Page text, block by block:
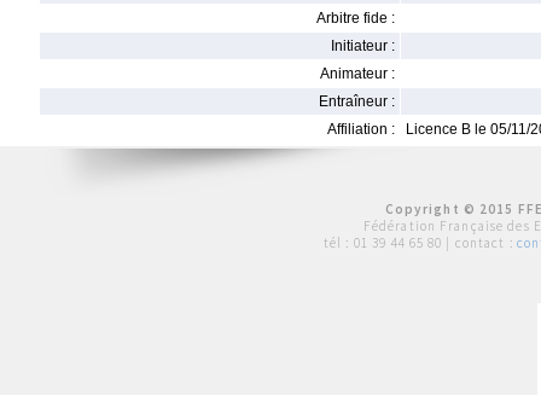
Arbitre fide :
Initiateur :
Animateur :
Entraîneur :
Affiliation :
Licence B le 05/11/
Copyright © 2015
Fédération Française des
tél : 01 39 44 65 80 | contact :